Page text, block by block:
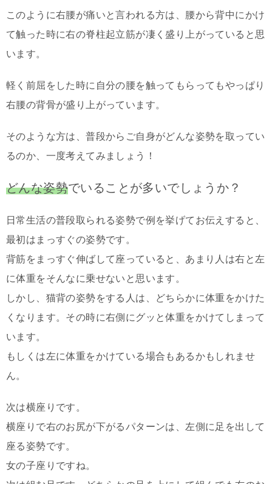
このように右腰が痛いと言われる方は、腰から背中にかけ
て触った時に右の脊柱起立筋が凄く盛り上がっていると思
います。
軽く前屈をした時に自分の腰を触ってもらってもやっぱり
右腰の背骨が盛り上がっています。
そのような方は、普段からご自身がどんな姿勢を取ってい
るのか、一度考えてみましょう！
どんな姿勢でいることが多いでしょうか？
日常生活の普段取られる姿勢で例を挙げてお伝えすると、
最初はまっすぐの姿勢です。
背筋をまっすぐ伸ばして座っていると、あまり人は右と左
に体重をそんなに乗せないと思います。
しかし、猫背の姿勢をする人は、どちらかに体重をかけた
くなります。その時に右側にグッと体重をかけてしまって
います。
もしくは左に体重をかけている場合もあるかもしれませ
ん。
次は横座りです。
横座りで右のお尻が下がるパターンは、左側に足を出して
座る姿勢です。
女の子座りですね。